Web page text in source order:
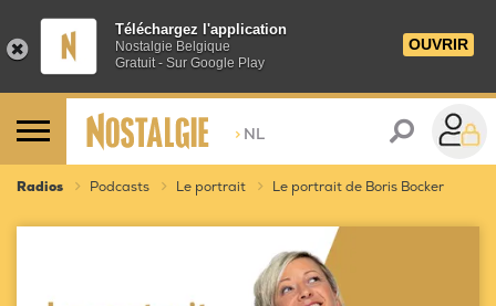
Téléchargez l'application
Nostalgie Belgique
Gratuit - Sur Google Play
OUVRIR
> NL
Radios Podcasts Le portrait Le portrait de Boris Bocker